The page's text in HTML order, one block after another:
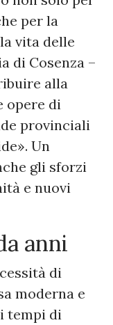
per la
vita delle
di Cosenza –
alla
opere di
provinciali
Un
gli sforzi
e nuovi
anni
di
moderna e
tempi di